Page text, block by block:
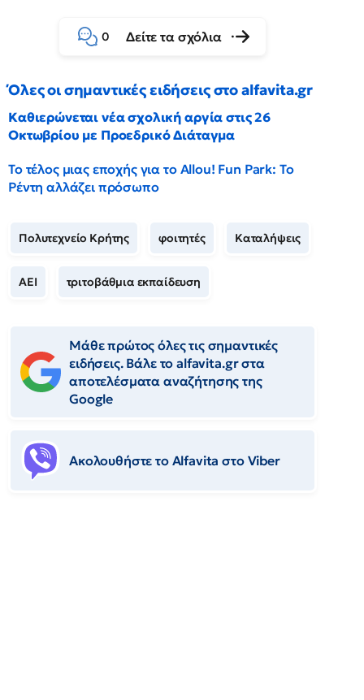
0 Δείτε τα σχόλια
Όλες οι σημαντικές ειδήσεις στο alfavita.gr
Καθιερώνεται νέα σχολική αργία στις 26
Οκτωβρίου με Προεδρικό Διάταγμα
Το τέλος μιας εποχής για το Allou! Fun Park: Το
Ρέντη αλλάζει πρόσωπο
Πολυτεχνείο Κρήτης φοιτητές Καταλήψεις
ΑΕΙ τριτοβάθμια εκπαίδευση
Μάθε πρώτος όλες τις σημαντικές
ειδήσεις. Βάλε το alfavita.gr στα
αποτελέσματα αναζήτησης της
Google
Ακολουθήστε το Αlfavita στο Viber